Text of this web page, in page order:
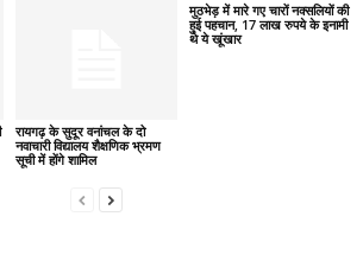
रायगढ़ के सुदूर वनांचल के दो
नवाचारी विद्यालय शैक्षणिक भ्रमण
सूची में होंगे शामिल
मुठभेड़ में मारे गए चारों नक्सलियों की
हुई पहचान, 17 लाख रुपये के इनामी
थे ये खूंखार